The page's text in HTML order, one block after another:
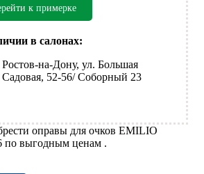
к примерке
в салонах:
Ростов-на-Дону, ул. Большая
Садовая, 52-56/ Соборный 23
оправы для очков EMILIO
по выгодным ценам .